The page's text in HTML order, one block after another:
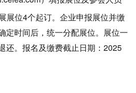
展位4个起订。 企业申报展位并缴
定时间后，统一分配展位。展位一
还。报名及缴费截止日期：2025